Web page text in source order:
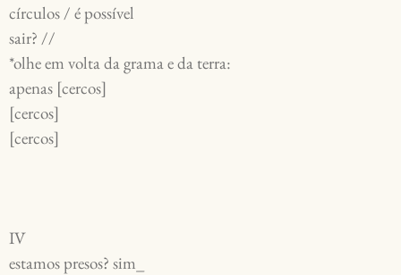
círculos / é possível
sair? //
*olhe em volta da grama e da terra:
apenas [cercos]
[cercos]
[cercos]
IV
estamos presos? sim_